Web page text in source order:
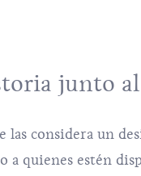
junto
las considera un
quienes estén